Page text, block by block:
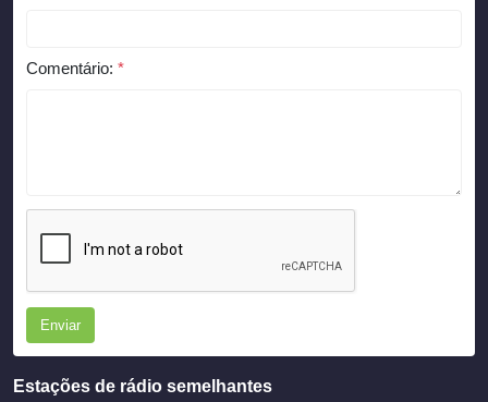
Comentário: *
Enviar
Estações de rádio semelhantes